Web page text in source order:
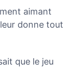
aimant
donne tout
que le jeu